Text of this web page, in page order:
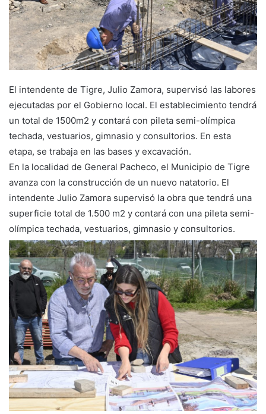
El intendente de Tigre, Julio Zamora, supervisó las labores
ejecutadas por el Gobierno local. El establecimiento tendrá
un total de 1500m2 y contará con pileta semi-olímpica
techada, vestuarios, gimnasio y consultorios. En esta
etapa, se trabaja en las bases y excavación.
En la localidad de General Pacheco, el Municipio de Tigre
avanza con la construcción de un nuevo natatorio. El
intendente Julio Zamora supervisó la obra que tendrá una
superficie total de 1.500 m2 y contará con una pileta semi-
olímpica techada, vestuarios, gimnasio y consultorios.